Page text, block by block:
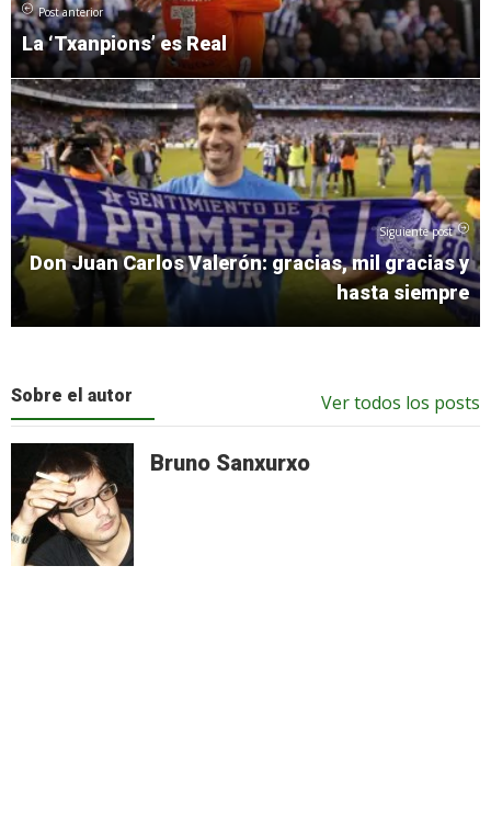
Post anterior
La ‘Txanpions’ es Real
Siguiente post
Don Juan Carlos Valerón: gracias, mil gracias y
hasta siempre
Sobre el autor Ver todos los posts
Bruno Sanxurxo